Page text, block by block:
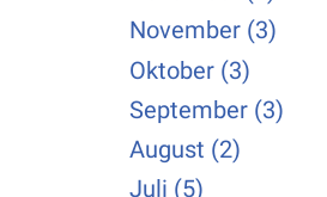
November (3)
Oktober (3)
September (3)
August (2)
Juli (5)